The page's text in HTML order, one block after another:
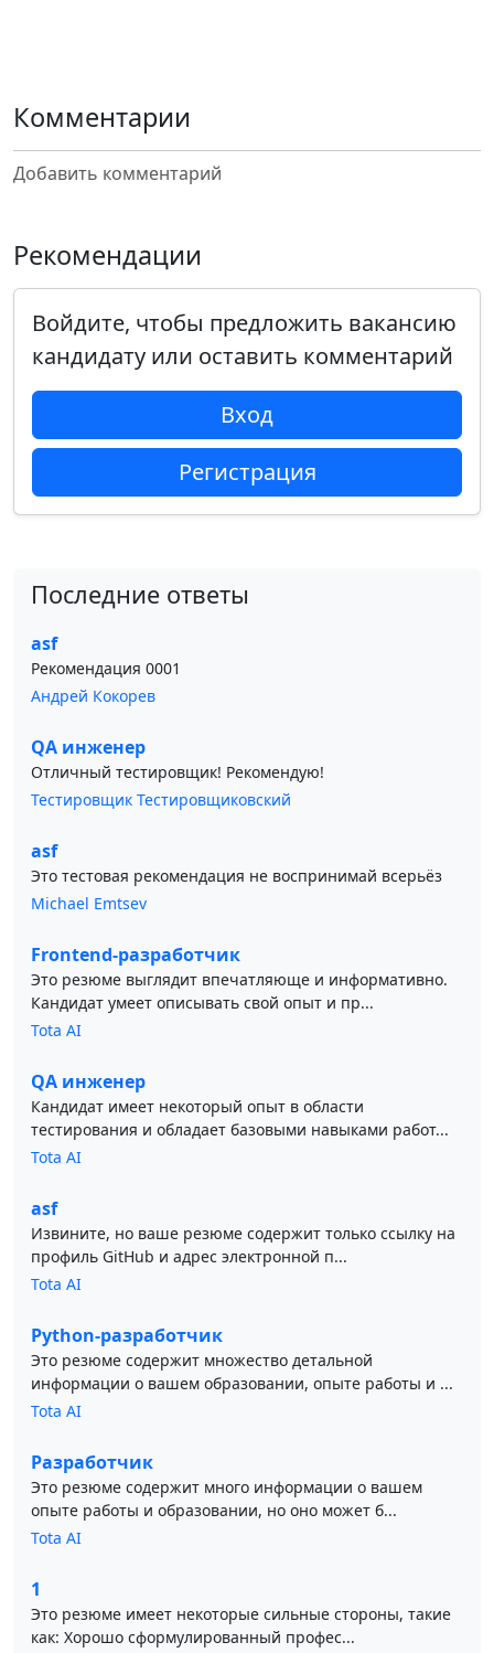
Комментарии
Добавить комментарий
Рекомендации
Войдите, чтобы предложить вакансию
кандидату или оставить комментарий
Вход
Регистрация
Последние ответы
asf
Рекомендация 0001
Андрей Кокорев
QA инженер
Отличный тестировщик! Рекомендую!
Тестировщик Тестировщиковский
asf
Это тестовая рекомендация не воспринимай всерьёз
Michael Emtsev
Frontend-разработчик
Это резюме выглядит впечатляюще и информативно.
Кандидат умеет описывать свой опыт и пр...
Tota AI
QA инженер
Кандидат имеет некоторый опыт в области
тестирования и обладает базовыми навыками работ...
Tota AI
asf
Извините, но ваше резюме содержит только ссылку на
профиль GitHub и адрес электронной п...
Tota AI
Python-разработчик
Это резюме содержит множество детальной
информации о вашем образовании, опыте работы и ...
Tota AI
Разработчик
Это резюме содержит много информации о вашем
опыте работы и образовании, но оно может б...
Tota AI
1
Это резюме имеет некоторые сильные стороны, такие
как: Хорошо сформулированный профес...